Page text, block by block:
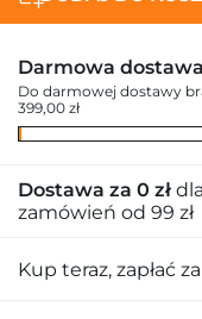
Darmowa dostawa
Do darmowej dostawy
399,00 zł
Dostawa za 0 zł dla
zamówień od 99 zł
Kup teraz, zapłać za